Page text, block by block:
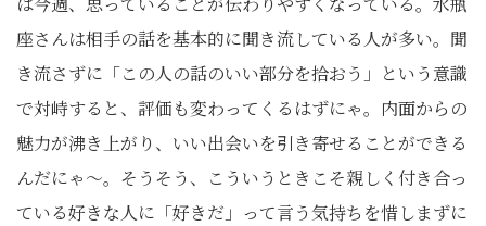
座さんは相手の話を基本的に聞き流している人が多い。聞
き流さずに「この人の話のいい部分を拾おう」という意識
で対峙すると、評価も変わってくるはずにゃ。内面からの
魅力が沸き上がり、いい出会いを引き寄せることができる
んだにゃ～。そうそう、こういうときこそ親しく付き合っ
ている好きな人に「好きだ」って言う気持ちを惜しまずに